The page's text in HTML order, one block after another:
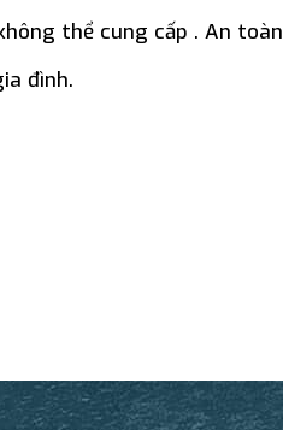
thể cung cấp . An toàn
đình.